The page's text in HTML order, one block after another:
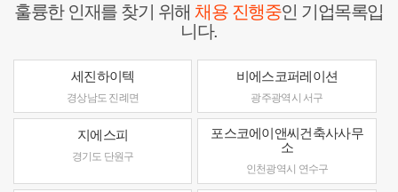
훌륭한 인재를 찾기 위해채용 진행중인 기업목록입
니다.
세진하이텍
경상남도 진례면
비에스코퍼레이션
광주광역시 서구
지에스피
경기도 단원구
포스코에이앤씨건축사사무
소
인천광역시 연수구